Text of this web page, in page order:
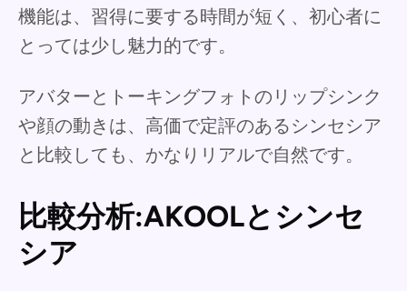
機能は、習得に要する時間が短く、初心者に
とっては少し魅力的です。
アバターとトーキングフォトのリップシンク
や顔の動きは、高価で定評のあるシンセシア
と比較しても、かなりリアルで自然です。
比較分析:AKOOLとシンセ
シア